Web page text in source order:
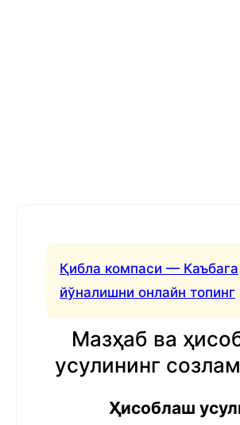
Қибла компаси — Каъбага
йўналишни онлайн топинг
Мазҳаб ва
усулининг
Ҳисоблаш